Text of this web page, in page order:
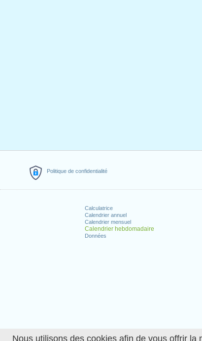
Nous utilisons des cookies afin de vous offrir la
Politique de confidentialité
Calculatrice
Calendrier annuel
Calendrier mensuel
Calendrier hebdomadaire
Données